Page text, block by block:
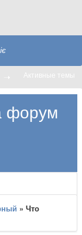
форум
➝ Активные темы
»Что